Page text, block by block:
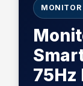
MONITOR
75Hz